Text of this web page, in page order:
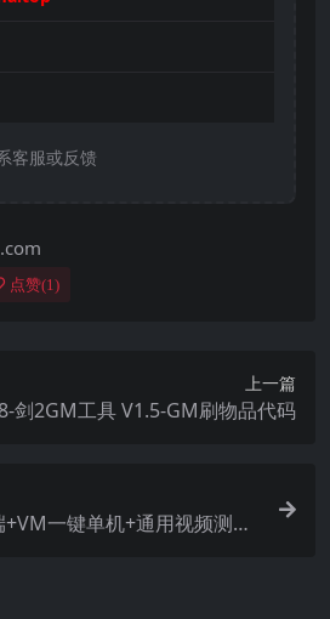
客服或反馈
点赞(1 )
上一篇
剑2GM工具 V1.5-GM刷物品代码
一键单机+通用视频测试